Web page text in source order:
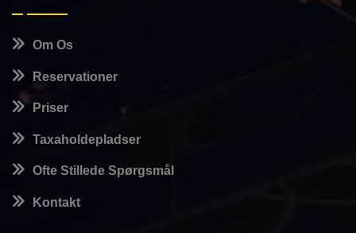
Om Os
Reservationer
Priser
Taxaholdepladser
Ofte Stillede Spørgsmål
Kontakt